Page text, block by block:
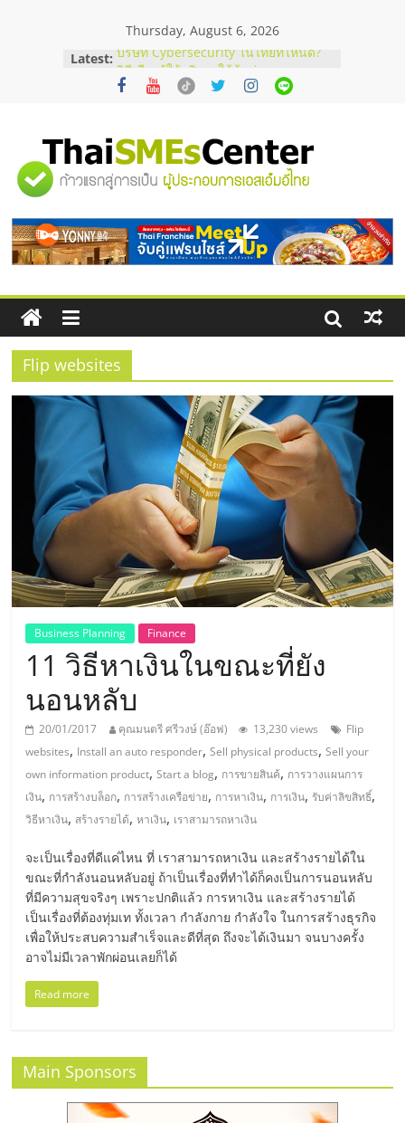
Thursday, August 6, 2026
Latest: บริษัท Cybersecurity ในไทยที่ไหนดี?
วิธีเลือกผู้ให้บริการให้คุ้มค่าและตอบ
โจทย์ธุรกิจ
สัมมนาออนไลน์ โอกาสบริหารสถานี
บริการน้ำมัน Shell
สัมมนาลงทุน แฟรนไชส์ยอนนี่
ไชส์ ครั้งที่ 8
ร้านเครื่องเสียงคุณภาพสูง พร้อม
โซลูชันระบบภาพและเสียง
"ศูนย์
รวม
ข้อมูล
ธุรกิจ
SME
แห่ง
ประเทศไทย,
ThaiSMEsCenter,
รวม
ธุรกิจ
เอ
ส
เอ็
มอี
ไทย,
SMEs,
แฟ
ไชส์,
Flip websites
Business Planning Finance
11 วิธีหาเงินในขณะที่ยัง
นอนหลับ
20/01/2017 คุณมนตรี ศรีวงษ์ (อ๊อฟ) 13,230 views
Flip
websites, Install an auto responder,Sell physical products,Sell your
own information product,Start a blog, การขายสินค้, การวางแผนการ
เงิน, การสร้างบล็อก, การสร้างเครือข่าย, การหาเงิน, การเงิน, รับค่าลิขสิทธิ์,
วิธีหาเงิน, สร้างรายได้,หาเงิน, เราสามารถหาเงิน
จะเป็นเรื่องที่ดีแค่ไหน ที่ เราสามารถหาเงิน และสร้างรายได้ใน
ขณะที่กำลังนอนหลับอยู่ ถ้าเป็นเรื่องที่ทำได้ก็คงเป็นการนอนหลับ
ที่มีความสุขจริงๆ เพราะปกติแล้ว การหาเงิน และสร้างรายได้
เป็นเรื่องที่ต้องทุ่มเท ทั้งเวลา กำลังกาย กำลังใจ ในการสร้างธุรกิจ
เพื่อให้ประสบความสำเร็จและดีที่สุด ถึงจะได้เงินมา จนบางครั้ง
อาจไม่มีเวลาพักผ่อนเลยก็ได้
Read more
Main Sponsors